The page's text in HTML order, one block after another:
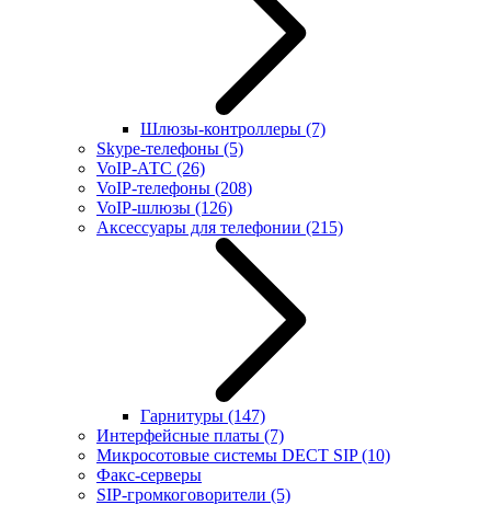
Шлюзы-контроллеры (7)
Skype-телефоны (5)
VoIP-АТС (26)
VoIP-телефоны (208)
VoIP-шлюзы (126)
Аксессуары для телефонии (215)
Гарнитуры (147)
Интерфейсные платы (7)
Микросотовые системы DECT SIP(10)
Факс-серверы
SIP-громкоговорители (5)